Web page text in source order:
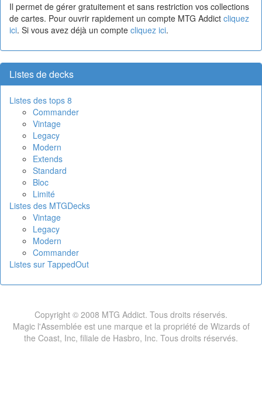
Il permet de gérer gratuitement et sans restriction vos collections
de cartes. Pour ouvrir rapidement un compte MTG Addict cliquez
ici. Si vous avez déjà un compte cliquez ici.
Listes de decks
Listes des tops 8
Commander
Vintage
Legacy
Modern
Extends
Standard
Bloc
Limité
Listes des MTGDecks
Vintage
Legacy
Modern
Commander
Listes sur TappedOut
Copyright © 2008 MTG Addict. Tous droits réservés.
Magic l'Assemblée est une marque et la propriété de Wizards of
the Coast, Inc, filiale de Hasbro, Inc. Tous droits réservés.